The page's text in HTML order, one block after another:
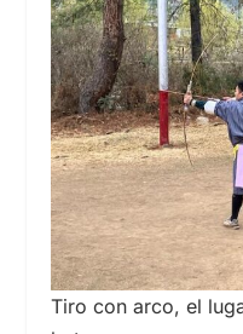
Tiro con arco, el